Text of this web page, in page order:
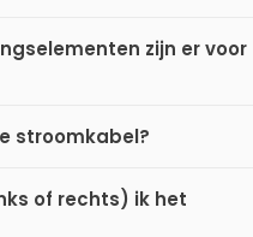
zijn er voor
stroomkabel?
of rechts) ik het